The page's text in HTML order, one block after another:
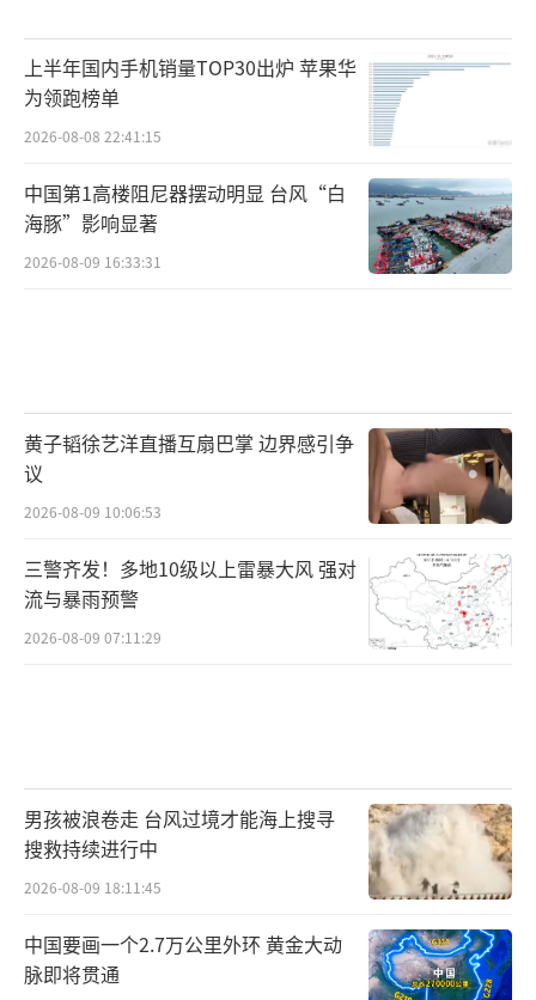
上半年国内手机销量TOP30出炉 苹果华
为领跑榜单
2026-08-08 22:41:15
中国第1高楼阻尼器摆动明显 台风“白
海豚”影响显著
2026-08-09 16:33:31
黄子韬徐艺洋直播互扇巴掌 边界感引争
议
2026-08-09 10:06:53
三警齐发！多地10级以上雷暴大风 强对
流与暴雨预警
2026-08-09 07:11:29
男孩被浪卷走 台风过境才能海上搜寻
搜救持续进行中
2026-08-09 18:11:45
中国要画一个2.7万公里外环 黄金大动
脉即将贯通